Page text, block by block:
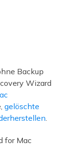
Backup
Wizard
gelöschte
for Mac